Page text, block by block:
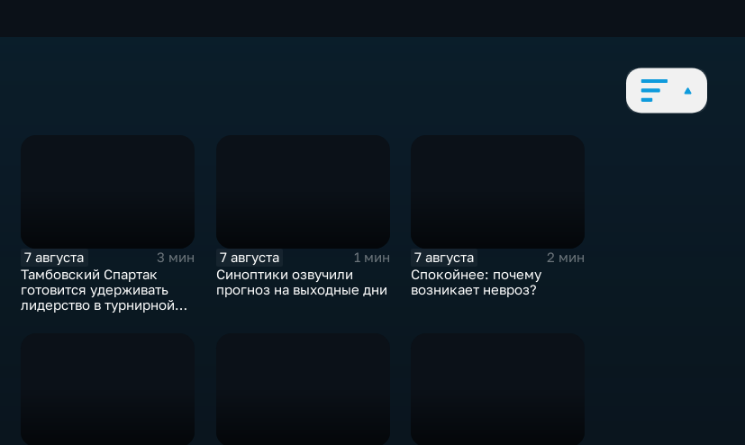
7 августа
3 мин
Тамбовский Спартак
готовится удерживать
лидерство в турнирной
7 августа
1 мин
Синоптики озвучили
прогноз на выходные дни
7 августа
2 мин
Спокойнее: почему
возникает невроз?